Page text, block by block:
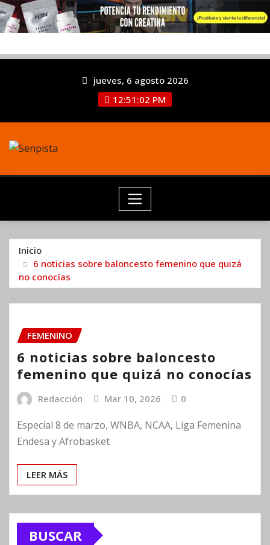
jueves, 6 agosto 2026
12:51:03 PM
Inicio
6 noticias sobre baloncesto femenino que quizá
no conocías
FEMENINO
6 noticias sobre baloncesto
femenino que quizá no conocías
Redacción Mar 10, 2026 0
Especial 8 de marzo, WNBA, NCAA, Liga Femenina
Endesa y Afrobasket
LEER MÁS
BUSCAR